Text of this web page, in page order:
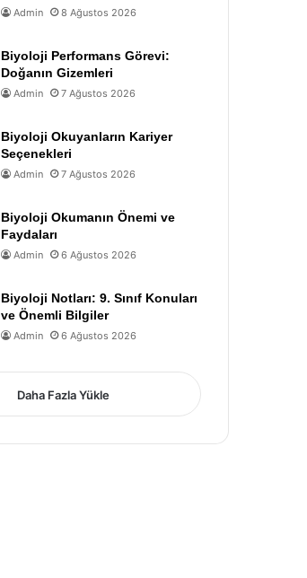
Admin 8 Ağustos 2026
Biyoloji Performans Görevi:
Doğanın Gizemleri
Admin 7 Ağustos 2026
Biyoloji Okuyanların Kariyer
Seçenekleri
Admin 7 Ağustos 2026
Biyoloji Okumanın Önemi ve
Faydaları
Admin 6 Ağustos 2026
Biyoloji Notları: 9. Sınıf Konuları
ve Önemli Bilgiler
Admin 6 Ağustos 2026
Daha Fazla Yükle